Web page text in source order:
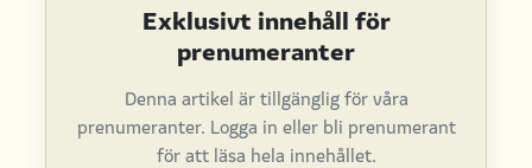
Exklusivt innehåll för
prenumeranter
Denna artikel är tillgänglig för våra
prenumeranter. Logga in eller bli prenumerant
för att läsa hela innehållet.